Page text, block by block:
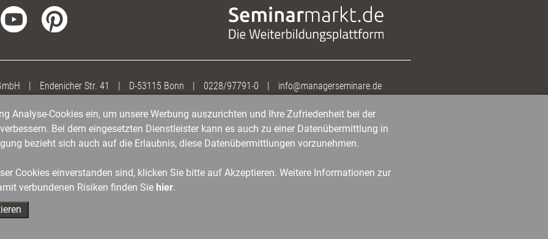
| Endenicher Str. 41 | D-53115 Bonn | 0228/97791-0 | info@managerseminare.de
Analyse-Cookies ein, um unsere Werbung auszurichten und Ihre Zufriedenheit bei der
Bei dem eingesetzten Dienstleister kann es auch zu einer Datenübermittlung in
bezieht sich auch auf die Erlaubnis, diese Datenübermittlungen vorzunehmen.
Cookies einverstanden sind, klicken Sie bitte auf Akzeptieren. Weitere Informationen zur
verbundenen Risiken finden Sie hier.